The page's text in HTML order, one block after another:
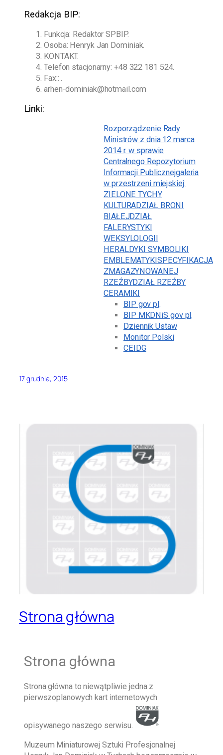
Redakcja BIP:
Funkcja: Redaktor SPBIP.
Osoba: Henryk Jan Dominiak
KONTAKT.
Telefon stacjonarny: +48 322 181 524.
Fax:: .
arhen-dominiak@hotmail.com
Linki:
Rozporządzenie Rady
Ministrów z dnia 12 marca
2014 r. w sprawie
Centralnego Repozytorium
Informacji Publicznejgaleria
w przestrzeni miejskiej:
ZIELONE TYCHY
KULTURADZIAŁ BRONI
BIAŁEJDZIAŁ
FALERYSTYKI
WEKSYLOLOGII
HERALDYKI SYMBOLIKI
EMBLEMATYKISPECYFIKACJA
ZMAGAZYNOWANEJ
RZEŹBYDZIAŁ RZEŹBY
CERAMIKI
BIP gov pl.
BIP MKDNiS gov pl.
Dziennik Ustaw
Monitor Polski
CEIDG
17 grudnia, 2015
Strona główna
Strona główna
Strona głównato niewątpliwie jedna z
pierwszoplanowych kart internetowych
opisywanego naszego serwisu.
Muzeum Miniaturowej Sztuki Profesjonalnej